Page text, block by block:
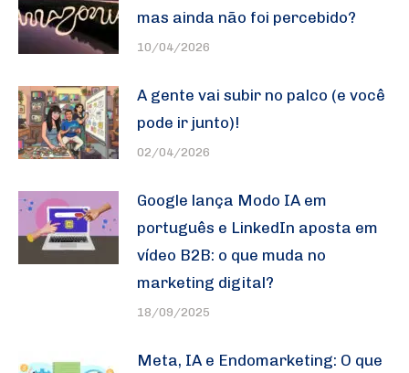
mas ainda não foi percebido?
10/04/2026
A gente vai subir no palco (e você
pode ir junto)!
02/04/2026
Google lança Modo IA em
português e LinkedIn aposta em
vídeo B2B: o que muda no
marketing digital?
18/09/2025
Meta, IA e Endomarketing: O que